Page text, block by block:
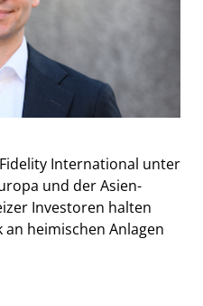
International unter
und der Asien-
Investoren halten
heimischen Anlagen